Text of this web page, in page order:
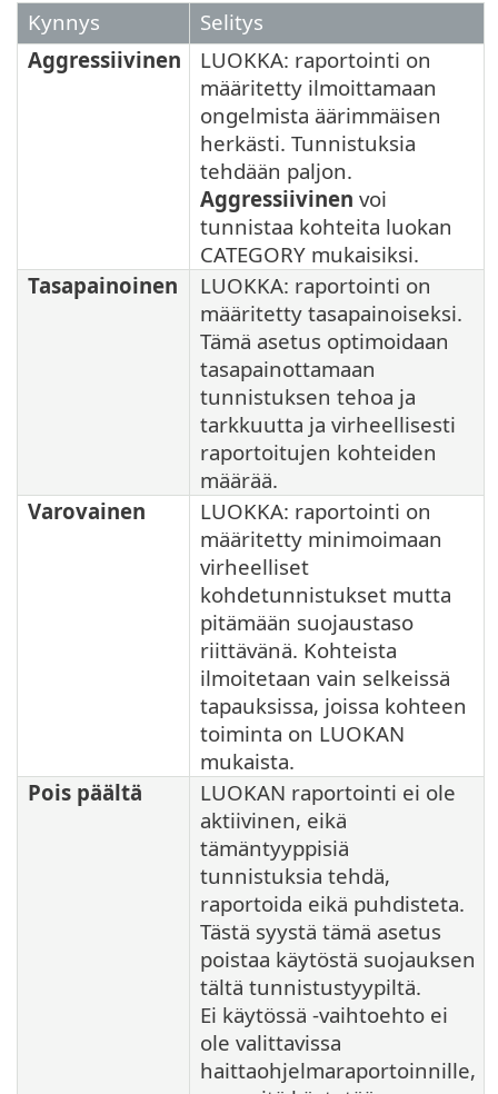
Kynnys
Selitys
Aggressiivinen
LUOKKA: raportointi on
määritetty ilmoittamaan
ongelmista äärimmäisen
herkästi. Tunnistuksia
tehdään paljon.
Aggressiivinen voi
tunnistaa kohteita luokan
CATEGORY mukaisiksi.
Tasapainoinen
LUOKKA: raportointi on
määritetty tasapainoiseksi.
Tämä asetus optimoidaan
tasapainottamaan
tunnistuksen tehoa ja
tarkkuutta ja virheellisesti
raportoitujen kohteiden
määrää.
Varovainen
LUOKKA: raportointi on
määritetty minimoimaan
virheelliset
kohdetunnistukset mutta
pitämään suojaustaso
riittävänä. Kohteista
ilmoitetaan vain selkeissä
tapauksissa, joissa kohteen
toiminta on LUOKAN
mukaista.
Pois päältä
LUOKAN raportointi ei ole
aktiivinen, eikä
tämäntyyppisiä
tunnistuksia tehdä,
raportoida eikä puhdisteta.
Tästä syystä tämä asetus
poistaa käytöstä suojauksen
tältä tunnistustyypiltä.
Ei käytössä -vaihtoehto ei
ole valittavissa
haittaohjelmaraportoinnille,